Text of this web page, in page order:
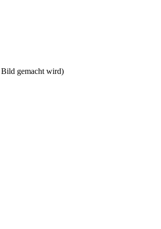
Bild gemacht wird)